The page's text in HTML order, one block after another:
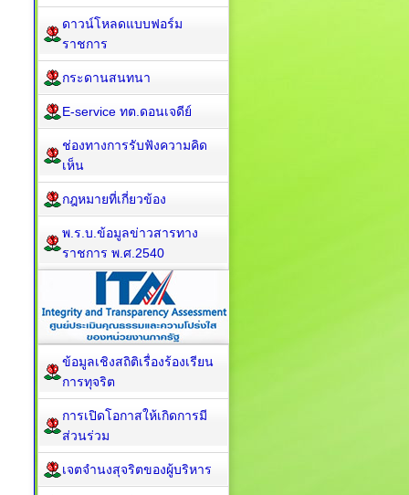
ดาวน์โหลดแบบฟอร์ม
ราชการ
กระดานสนทนา
E-service ทต.ดอนเจดีย์
ช่องทางการรับฟังความคิด
เห็น
กฎหมายที่เกี่ยวข้อง
พ.ร.บ.ข้อมูลข่าวสารทาง
ราชการ พ.ศ.2540
ข้อมูลเชิงสถิติเรื่องร้องเรียน
การทุจริต
การเปิดโอกาสให้เกิดการมี
ส่วนร่วม
เจตจำนงสุจริตของผู้บริหาร